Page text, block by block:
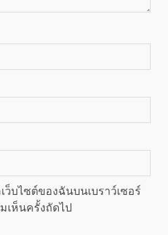
บไซต์ของฉันบนเบราว์เซอร์
เห็นครั้งถัดไป